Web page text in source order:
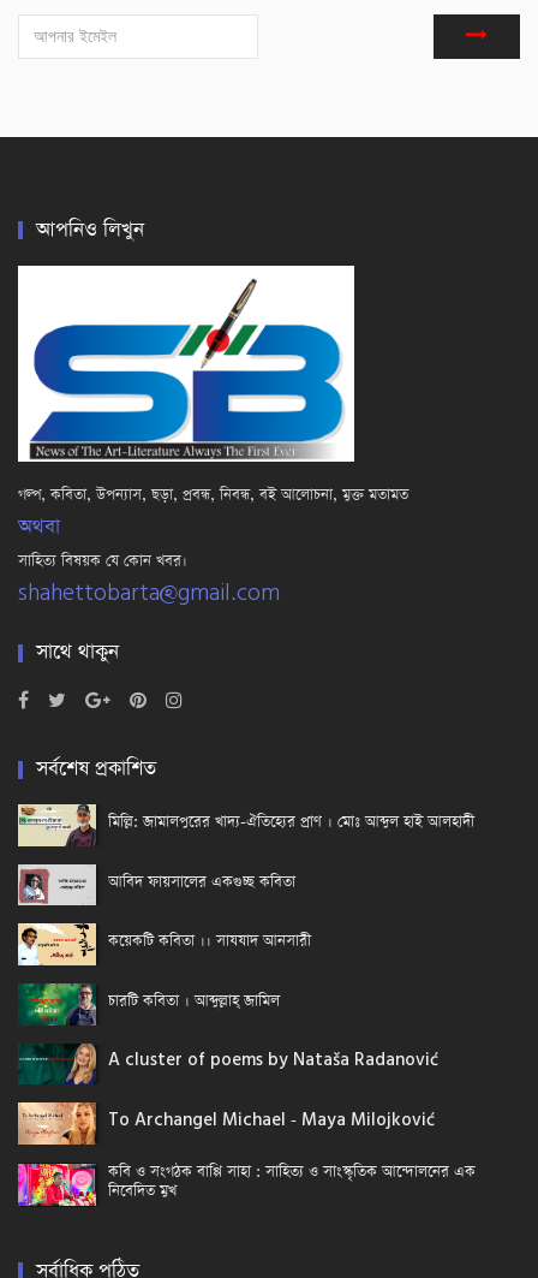
আপনিও লিখুন
গল্প, কবিতা, উপন্যাস, ছড়া, প্রবন্ধ, নিবন্ধ, বই আলোচনা, মুক্ত মতামত
অথবা
সাহিত্য বিষয়ক যে কোন খবর।
shahettobarta@gmail.com
সাথে থাকুন
সর্বশেষ প্রকাশিত
মিল্লি: জামালপুরের খাদ্য-ঐতিহ্যের প্রাণ । মোঃ আব্দুল হাই আলহাদী
আবিদ ফায়সালের একগুচ্ছ কবিতা
কয়েকটি কবিতা ।। সাযযাদ আনসারী
চারটি কবিতা । আব্দুল্লাহ্ জামিল
A cluster of poems by Nataša Radanović
To Archangel Michael - Maya Milojković
কবি ও সংগঠক বাপ্পি সাহা : সাহিত্য ও সাংস্কৃতিক আন্দোলনের এক
নিবেদিত মুখ
সর্বাধিক পঠিত